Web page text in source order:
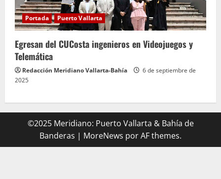
Portada Puerto Vallarta
Egresan del CUCosta ingenieros en Videojuegos y
Telemática
Redacción Meridiano Vallarta-Bahía
6 de septiembre de
2025
©2025 Meridiano: Puerto Vallarta & Bahía de
Banderas | MoreNews por AF themes.